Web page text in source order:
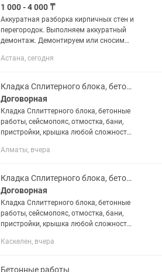
1 000 - 4 000 ₸
Аккуратная разборка кирпичных стен и
перегородок. Выполняем аккуратный
демонтаж. Демонтируем или сносим
Демонтаж перегородок с газоблока.
Астана, сегодня
Кладка Сплитерного блока, бетонные работы.
Договорная
Кладка Сплиттерного блока, бетонные
работы, сейсмопояс, отмостка, бани,
пристройки, крышка любой сложности,
гаражи.
Алматы, вчера
Кладка Сплитерного блока, бетонные работы.
Договорная
Кладка Сплиттерного блока, бетонные
работы, сейсмопояс, отмостка, бани,
пристройки, крышка любой сложности,
гаражи.
Каскелен, вчера
Бетонные работы